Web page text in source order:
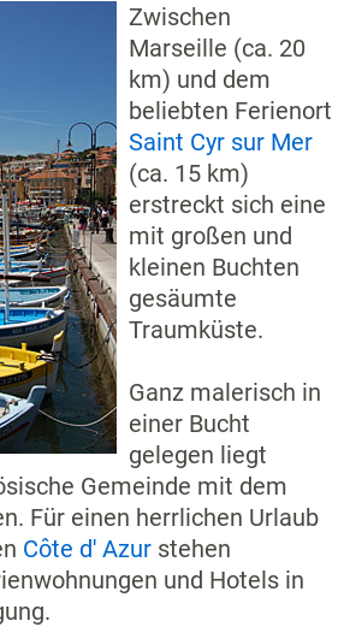
Zwischen
Marseille (ca. 20
km) und dem
beliebten Ferienort
Saint Cyr sur Mer
(ca. 15 km)
erstreckt sich eine
mit großen und
kleinen Buchten
gesäumte
Traumküste.
Ganz malerisch in
einer Bucht
gelegen liegt
Gemeinde mit dem
Für einen herrlichen Urlaub
Côte d' Azurstehen
und Hotels in